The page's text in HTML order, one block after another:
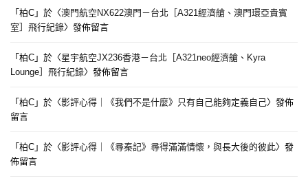
「 柏C 」於〈澳門航空NX622澳門－台北［A321經濟艙、澳門環亞貴賓
室］飛行紀錄〉發佈留言
「 柏C 」於〈星宇航空JX236香港－台北［A321neo經濟艙、Kyra
Lounge］飛行紀錄〉發佈留言
「 柏C 」於〈影評心得｜《我們不是什麼》只有自己能夠定義自己〉發佈
留言
「 柏C 」於〈影評心得｜《尋秦記》尋得滿滿情懷，與長大後的彼此〉發
佈留言